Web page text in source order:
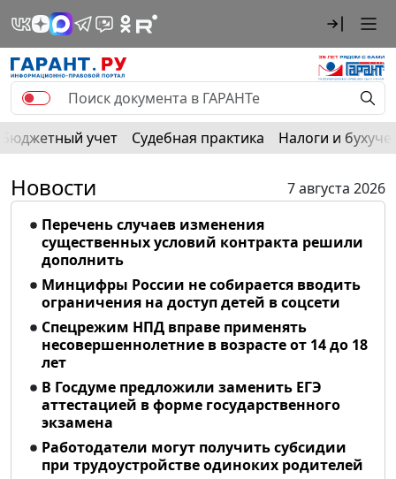
Бюджетный учет Судебная практика Налоги и
Новости
7 августа 2026
Перечень случаев изменения
существенных условий контракта решили
дополнить
Минцифры России не собирается вводить
ограничения на доступ детей в соцсети
Спецрежим НПД вправе применять
несовершеннолетние в возрасте от 14 до 18
лет
В Госдуме предложили заменить ЕГЭ
аттестацией в форме государственного
экзамена
Работодатели могут получить субсидии
при трудоустройстве одиноких родителей